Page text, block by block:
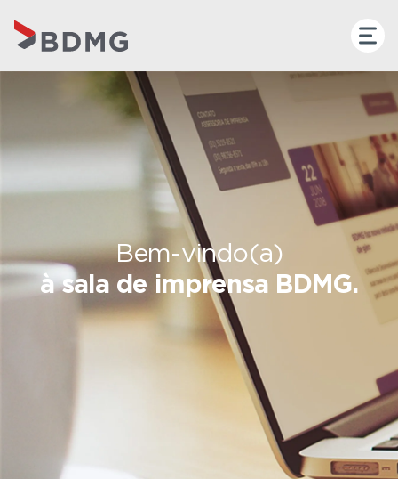
Bem-vindo(a)
à sala de imprensa BDMG.